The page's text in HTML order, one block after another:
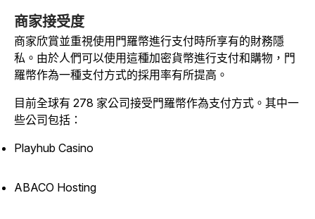
商家接受度
商家欣賞並重視使用門羅幣進行支付時所享有的財務隱
私。由於人們可以使用這種加密貨幣進行支付和購物，門
羅幣作為一種支付方式的採用率有所提高。
目前全球有 278 家公司接受門羅幣作為支付方式。其中一
些公司包括：
Playhub Casino
ABACO Hosting